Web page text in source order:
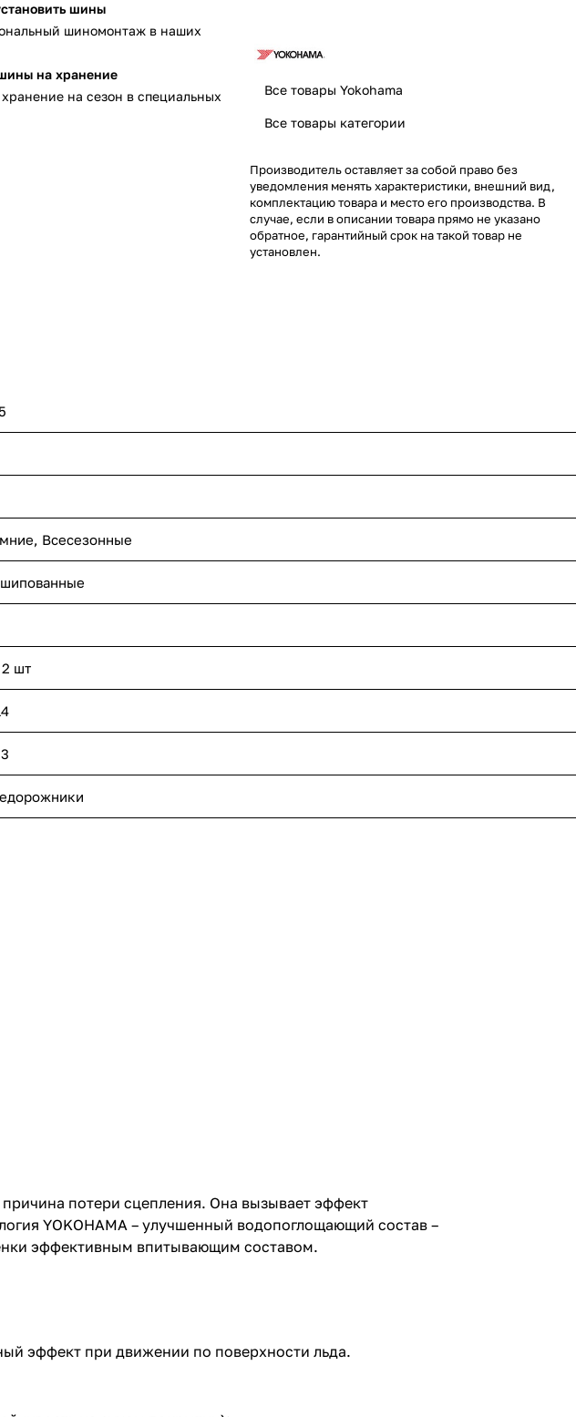
шины
шиномонтаж в наших
на хранение
на сезон в специальных
Все товары Yokohama
Все товары категории
Производитель оставляет за собой право без
уведомления менять характеристики, внешний вид,
комплектацию товара и место его производства. В
случае, если в описании товара прямо не указано
обратное, гарантийный срок на такой товар не
установлен.
Всесезонные
шт
потери сцепления. Она вызывает эффект
YOKOHAMA – улучшенный водопоглощающий состав –
эффективным впитывающим составом.
эффект при движении по поверхности льда.